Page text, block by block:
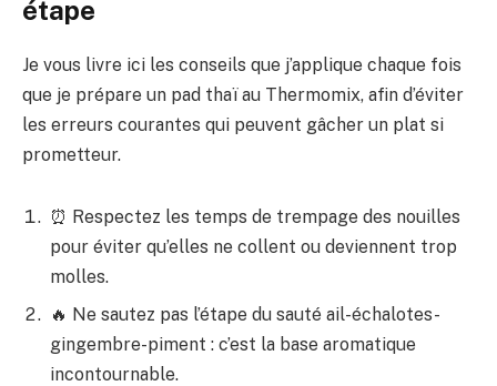
étape
Je vous livre ici les conseils que j’applique chaque fois
que je prépare un pad thaï au Thermomix, afin d’éviter
les erreurs courantes qui peuvent gâcher un plat si
prometteur.
⏰ Respectez les temps de trempage des nouilles
pour éviter qu’elles ne collent ou deviennent trop
molles.
🔥 Ne sautez pas l’étape du sauté ail-échalotes-
gingembre-piment : c’est la base aromatique
incontournable.